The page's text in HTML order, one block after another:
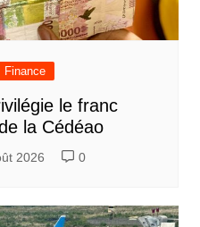
Finance
le franc
la Cédéao
2026 0